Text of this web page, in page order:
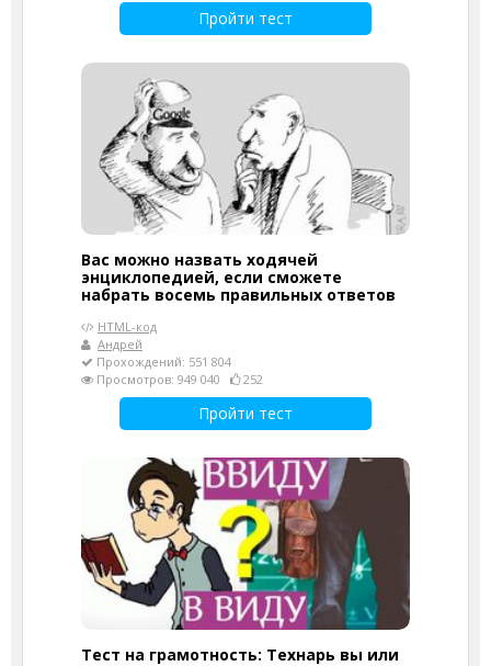
Пройти тест
Вас можно назвать ходячей
энциклопедией, если сможете
набрать восемь правильных ответов
HTML-код
Андрей
Прохождений: 551 804
Просмотров: 949 040
252
Пройти тест
Тест на грамотность: Технарь вы или